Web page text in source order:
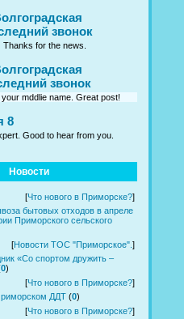
звонок
Thanks for the news.
звонок
mddlie name. Great post!
8
Good to hear from you.
Новости
[Что нового в Приморске?]
бытовых отходов в апреле
Приморского сельского
[Новости ТОС "Приморское". ]
«Со спортом дружить –
0)
[Что нового в Приморске?]
ДДТ (0)
[Что нового в Приморске?]